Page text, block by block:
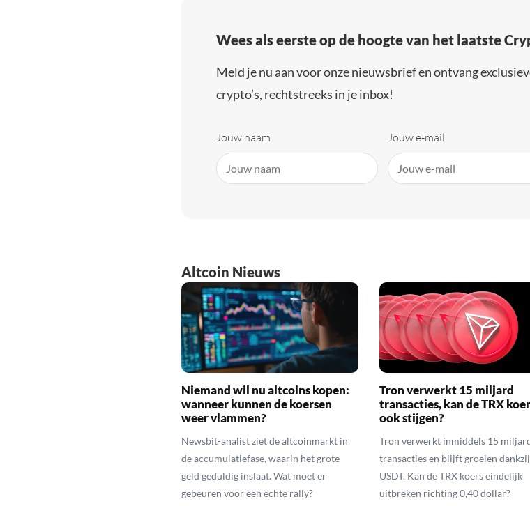
Wees als eerste op de hoogte van het laatste
Meld je nu aan voor onze nieuwsbrief en ontvang
crypto’s, rechtstreeks in je inbox!
Jouw naam Jouw e-mail
Altcoin Nieuws
Niemand wil nu altcoins kopen:
wanneer kunnen de koersen
weer vlammen?
Newsbit-analist ziet de altcoinmarkt in
de accumulatiefase, waarin het grote
geld geduldig inslaat. Wat moet er
gebeuren voor een echte rally?
Tron verwerkt 15 miljard
transacties, kan de TRX
ook stijgen?
Tron verwerkt inmiddels 15
transacties en blijft groeien dankzij
USDT. Kan de TRX koers eindelijk
uitbreken richting 0,40 dollar?